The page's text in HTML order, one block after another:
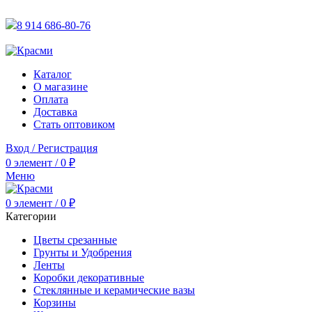
8 914 686-80-76
Каталог
О магазине
Оплата
Доставка
Стать оптовиком
Вход / Регистрация
0 элемент / 0 ₽
Меню
0 элемент / 0 ₽
Категории
Цветы срезанные
Грунты и Удобрения
Ленты
Коробки декоративные
Стеклянные и керамические вазы
Корзины